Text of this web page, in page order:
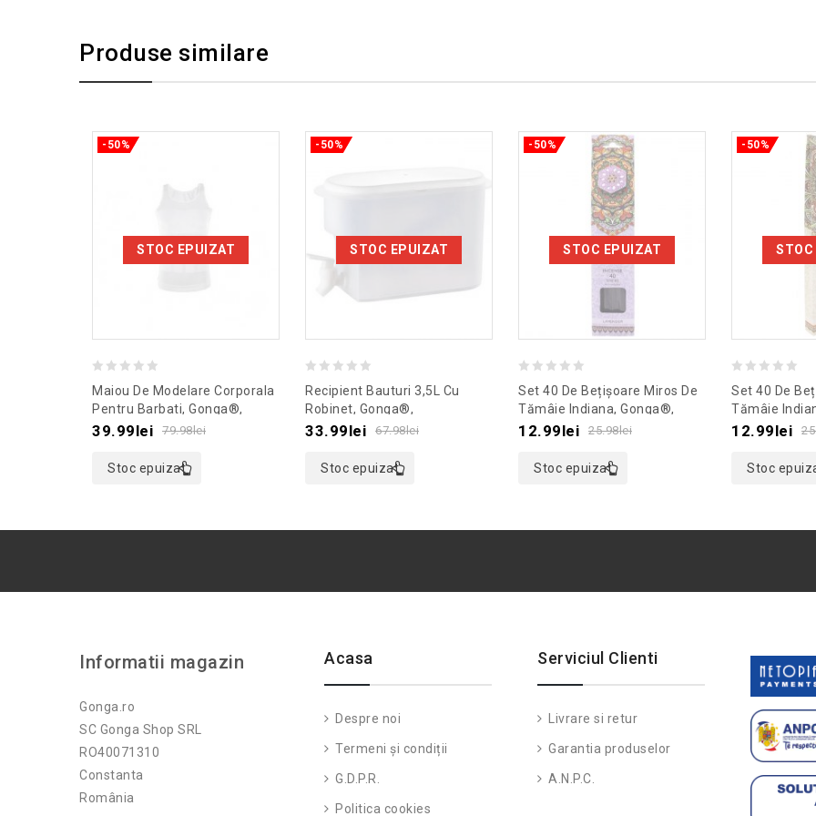
Produse similare
STOC EPUIZAT
-50%
out
of
Maiou De Modelare Corporala
Pentru Barbati, Gonga®,
Culoaremodel Alb, Marime M
79.98lei
39.99lei
Stoc epuizat
STOC EPUIZAT
-50%
out
of
Recipient Bauturi 3,5L Cu
Robinet, Gonga®,
Culoaremodel Transparent
67.98lei
33.99lei
Stoc epuizat
STOC EPUIZAT
-50%
out
of
Set 40 De Bețișoare Miros De
Tămâie Indiana, Gonga®,
Culoaremodel Mov
25.98lei
12.99lei
Stoc epuizat
-50%
out
of
Set 40 De
Tămâie
12.99lei
Stoc
Informatii magazin
Gonga.ro
SC Gonga Shop SRL
RO40071310
Constanta
România
Acasa
Despre noi
Termeni și condiții
G.D.P.R.
Politica cookies
Serviciul Clienti
Livrare si retur
Garantia produselor
A.N.P.C.